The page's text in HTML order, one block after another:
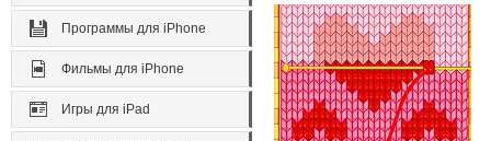
Программы для iPhone
Фильмы для iPhone
Игры для iPad